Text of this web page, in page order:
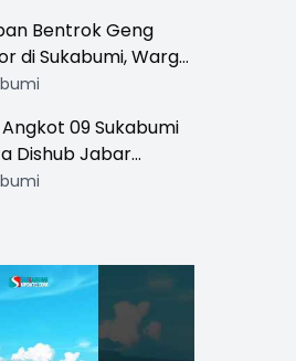
Bentrok Geng
di Sukabumi, Warga
Tangki
Angkot 09 Sukabumi
Dishub Jabar
Trayek Ciawi-